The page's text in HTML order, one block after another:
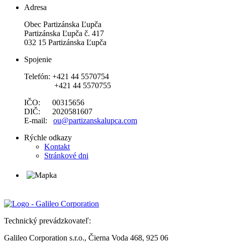
Adresa
Obec Partizánska Ľupča
Partizánska Ľupča č. 417
032 15 Partizánska Ľupča
Spojenie
Telefón: +421 44 5570754
+421 44 5570755
IČO: 00315656
DIČ: 2020581607
E-mail: ou@partizanskalupca.com
Rýchle odkazy
Kontakt
Stránkové dni
Technický prevádzkovateľ:
Galileo Corporation s.r.o., Čierna Voda 468, 925 06